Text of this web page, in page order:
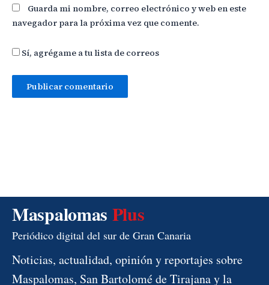
Guarda mi nombre, correo electrónico y web en este
navegador para la próxima vez que comente.
Sí, agrégame a tu lista de correos
Maspalomas Plus
Periódico digital del sur de Gran Canaria
Noticias, actualidad, opinión y reportajes sobre
Maspalomas, San Bartolomé de Tirajana y la